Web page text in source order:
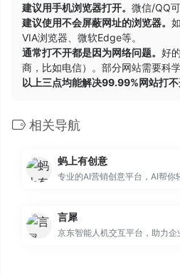
建议用手机浏览器打开。 微信/QQ
建议使用不会屏蔽网址的浏览器。
VIA浏览器
微软Edge等。
通常打不开都是因为网络问题。 好
商，比如电信）。部分网站需要科
以上三点均能解决99.99%网站打不
相关导航
蚂上有创意
言犀